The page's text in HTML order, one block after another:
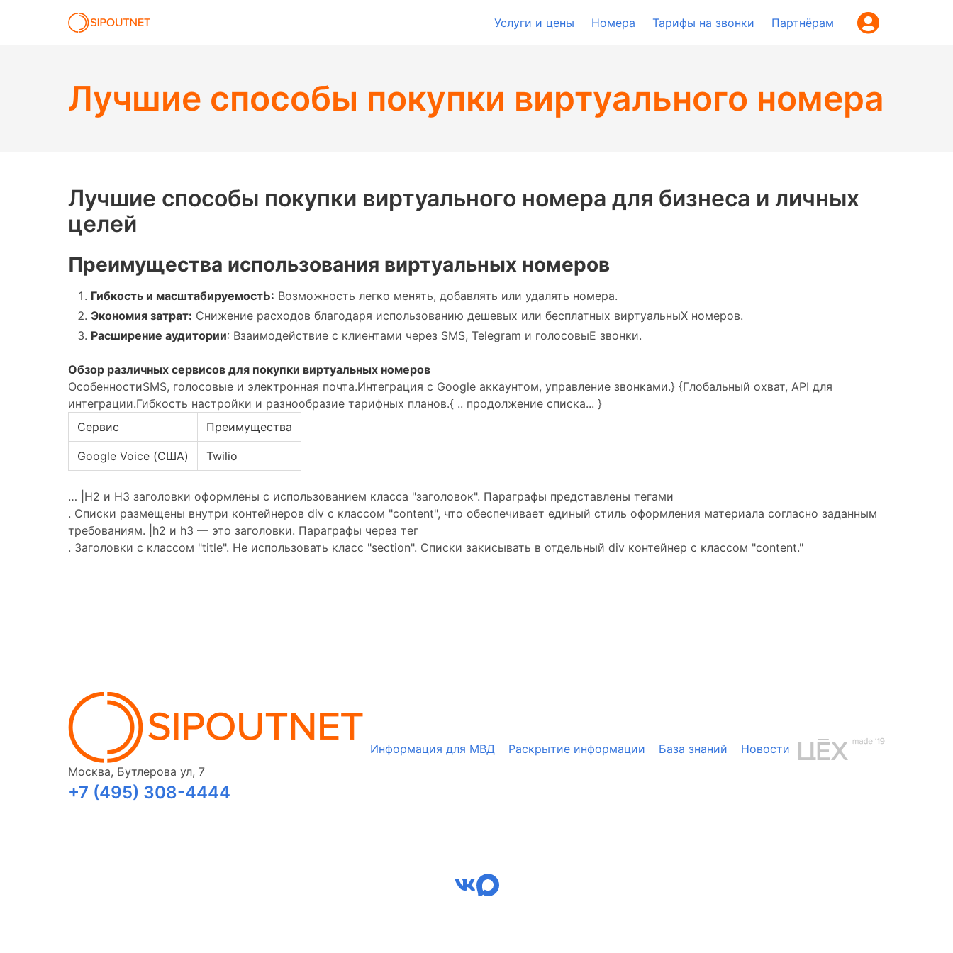
Услуги и цены Номера Тарифы на звонки Партнёрам
Лучшие способы покупки виртуального номера
Лучшие способы покупки виртуального номера для бизнеса и личных
целей
Преимущества использования виртуальных номеров
Гибкость и масштабируемостЬ: Возможность легко менять, добавлять или удалять номера.
Экономия затрат: Снижение расходов благодаря использованию дешевых или бесплатных виртуальныХ номеров.
Расширение аудитории: Взаимодействие с клиентами через SMS, Telegram и голосовыЕ звонки.
Обзор различных сервисов для покупки виртуальных номеров
ОсобенностиSMS, голосовые и электронная почта.Интеграция с Google аккаунтом, управление звонками.} {Глобальный охват, API для
интеграции.Гибкость настройки и разнообразие тарифных планов.{ .. продолжение списка... }
Сервис
Преимущества
Google Voice (США) Twilio
… |H2 и H3 заголовки оформлены с использованием класса "заголовок". Параграфы представлены тегами
. Списки размещены внутри контейнеров div с классом "content", что обеспечивает единый стиль оформления материала согласно заданным
требованиям. |h2 и h3 — это заголовки. Параграфы через тег
. Заголовки с классом "title". Не использовать класс "section". Списки закисывать в отдельный div контейнер с классом "content."
Москва, Бутлерова ул, 7
+7 (495) 308-4444
Информация для МВД Раскрытие информации База знаний Новости